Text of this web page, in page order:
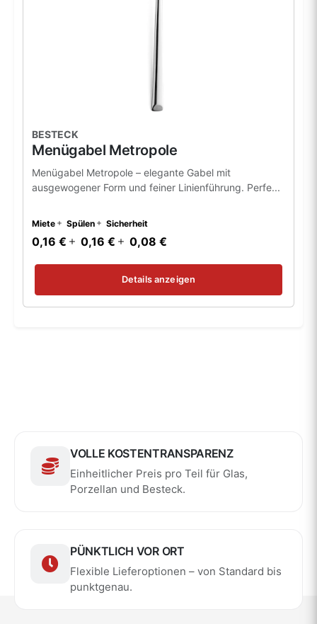
BESTECK
Menügabel Metropole
Menügabel Metropole – elegante Gabel mit
ausgewogener Form und feiner Linienführung. Perfe...
Miete Spülen Sicherheit
0,16 € 0,16 € 0,08 €
Details anzeigen
VOLLE KOSTENTRANSPARENZ
Einheitlicher Preis pro Teil für Glas,
Porzellan und Besteck.
PÜNKTLICH VOR ORT
Flexible Lieferoptionen – von Standard bis
punktgenau.